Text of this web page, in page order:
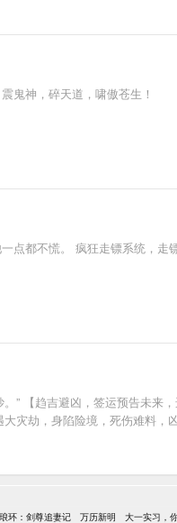
鬼神，碎天道，啸傲苍生！
点都不慌。 疯狂走镖系统，走
” 【趋吉避凶，签运预告未来
劫，身陷险境，死伤难料，
环：剑尊追妻记 万历新明 大一实习，